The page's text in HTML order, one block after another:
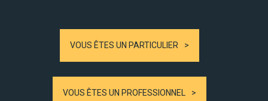
VOUS ÊTES UN PARTICULIER
VOUS ÊTES UN PROFESSIONNEL